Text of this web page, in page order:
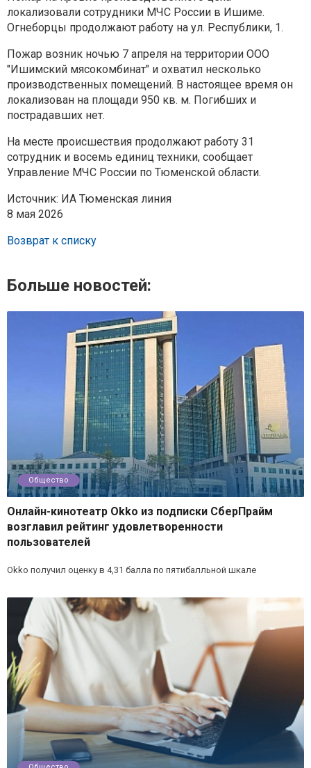
локализовали сотрудники МЧС России в Ишиме.
Огнеборцы продолжают работу на ул. Республики, 1.
Пожар возник ночью 7 апреля на территории ООО
"Ишимский мясокомбинат" и охватил несколько
производственных помещений. В настоящее время он
локализован на площади 950 кв. м. Погибших и
пострадавших нет.
На месте происшествия продолжают работу 31
сотрудник и восемь единиц техники, сообщает
Управление МЧС России по Тюменской области.
Источник: ИА Тюменская линия
8 мая 2026
Возврат к списку
Больше новостей:
Общество
Онлайн-кинотеатр Okko из подписки СберПрайм
возглавил рейтинг удовлетворенности
пользователей
Okko получил оценку в 4,31 балла по пятибалльной шкале